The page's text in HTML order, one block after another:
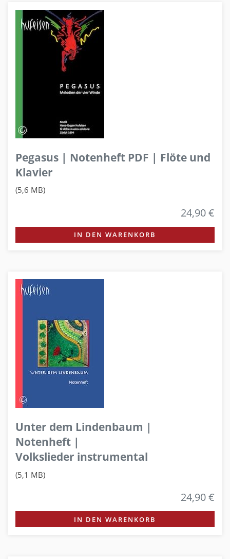
Pegasus | Notenheft PDF | Flöte und
Klavier
(5,6 MB)
24,90 €
IN DEN WARENKORB
Unter dem Lindenbaum |
Notenheft |
Volkslieder instrumental
(5,1 MB)
24,90 €
IN DEN WARENKORB